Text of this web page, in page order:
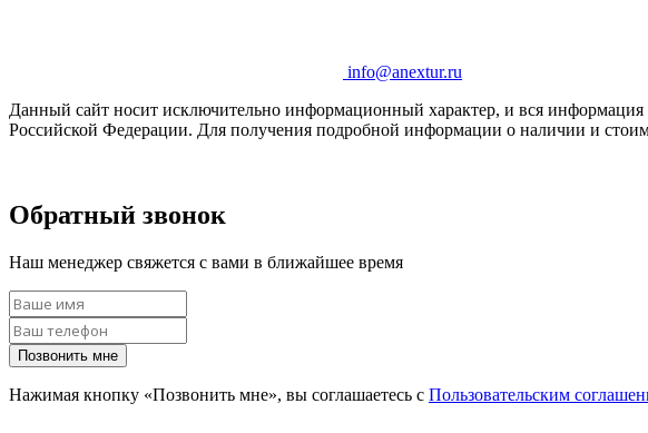
info@anextur.ru
Данный сайт носит исключительно информационный характер, и вся
Российской Федерации. Для получения подробной информации о наличии и
Обратный звонок
Наш менеджер свяжется с вами в ближайшее время
Позвонить мне
Нажимая кнопку «Позвонить мне», вы соглашаетесь с Пользовательским